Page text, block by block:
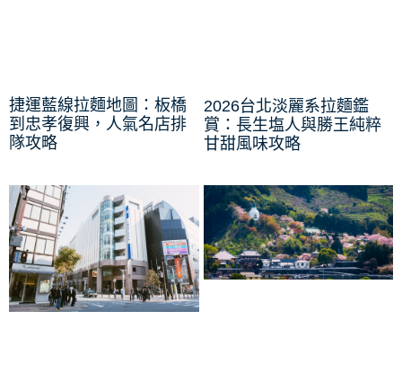
捷運藍線拉麵地圖：板橋
到忠孝復興，人氣名店排
隊攻略
2026台北淡麗系拉麵鑑
賞：長生塩人與勝王純粹
甘甜風味攻略